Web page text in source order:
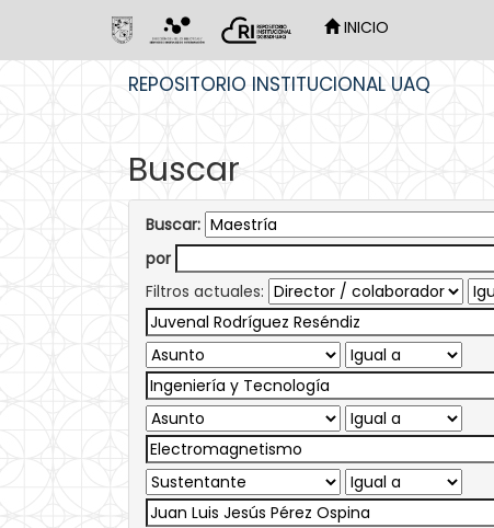
INICIO
REPOSITORIO INSTITUCIONAL UAQ
Buscar
Buscar:
por
Filtros actuales: